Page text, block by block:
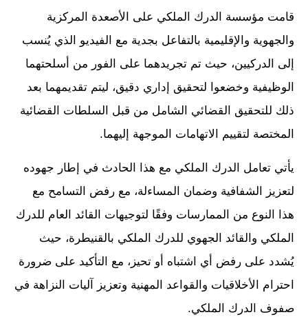
قامت مؤسسة الدرك الملكي على الأصعدة المركزية
والجهوية والإقليمية بالتفاعل بجدية مع الفيديو الذي يُنسب
إلى الدركيين، حيث تم تجريدهما على الفور من أسلحتهما
الوظيفية وخضعوا لتحقيق إداري دقيق، ليتم تقديمهما بعد
ذلك للتحقيق القضائي الشامل من قبل السلطات القضائية
المختصة لتقييم الاتهامات الموجهة إليهما.
يأتي تعامل الدرك الملكي مع هذا الحادث في إطار جهوده
لتعزيز الشفافية وضمان المساءلة، مع رفض التسامح مع
هذا النوع من الممارسات وفقًا لتوجيهات القائد العام للدرك
الملكي والقائد الجهوي للدرك الملكي بالقنيطرة، حيث
يُشدد على رفض أي اشتباه أو تحيز، مع التأكيد على ضرورة
احترام الأخلاقيات والقواعد المهنية وتعزيز آليات النزاهة في
صفوف الدرك الملكي.